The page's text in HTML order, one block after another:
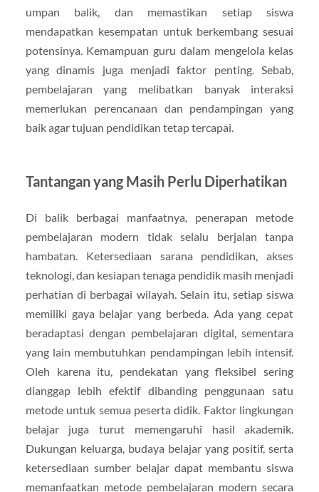
umpan balik, dan memastikan setiap siswa
mendapatkan kesempatan untuk berkembang sesuai
potensinya. Kemampuan guru dalam mengelola kelas
yang dinamis juga menjadi faktor penting. Sebab,
pembelajaran yang melibatkan banyak interaksi
memerlukan perencanaan dan pendampingan yang
baik agar tujuan pendidikan tetap tercapai.
Tantangan yang Masih Perlu Diperhatikan
Di balik berbagai manfaatnya, penerapan metode
pembelajaran modern tidak selalu berjalan tanpa
hambatan. Ketersediaan sarana pendidikan, akses
teknologi, dan kesiapan tenaga pendidik masih menjadi
perhatian di berbagai wilayah. Selain itu, setiap siswa
memiliki gaya belajar yang berbeda. Ada yang cepat
beradaptasi dengan pembelajaran digital, sementara
yang lain membutuhkan pendampingan lebih intensif.
Oleh karena itu, pendekatan yang fleksibel sering
dianggap lebih efektif dibanding penggunaan satu
metode untuk semua peserta didik. Faktor lingkungan
belajar juga turut memengaruhi hasil akademik.
Dukungan keluarga, budaya belajar yang positif, serta
ketersediaan sumber belajar dapat membantu siswa
memanfaatkan metode pembelajaran modern secara